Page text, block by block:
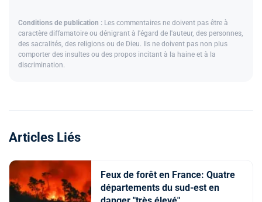
Conditions de publication : Les commentaires ne doivent pas être à
caractère diffamatoire ou dénigrant à l'égard de l'auteur, des personnes,
des sacralités, des religions ou de Dieu. Ils ne doivent pas non plus
comporter des insultes ou des propos incitant à la haine et à la
discrimination.
Articles Liés
Feux de forêt en France: Quatre
départements du sud-est en